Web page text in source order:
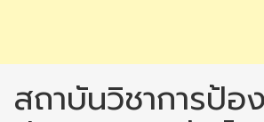
สถาบันวิชาการป้อ